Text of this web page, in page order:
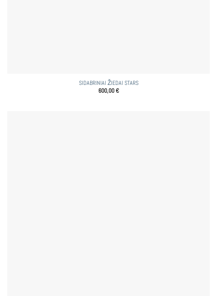
SIDABRINIAI ŽIEDAI STARS
600,00€